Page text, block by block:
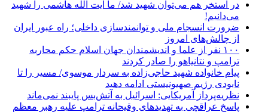
در استخر هم می‌توان شهید شد/ ما آیت الله هاشمی را شهید
می‌دانیم!
ضرورت انسجام ملی و توانمندسازی داخلی؛ راه عبور ایران
از چالش‌های امروز
۱۰۰ نفر از علما و اندیشمندان جهان اسلام حکم محاربه
ترامپ و نتانیاهو را صادر کردند
پیام خانواده شهید حاجی‌زاده به سردار موسوی/ مسیر را تا
نابودی رژیم صهیونیستی ادامه دهید
نظریه‌پرداز آمریکایی: اسرائیل به آتش‌بس پایبند نمی‌ماند
پاسخ عراقچی به تهدیدهای وقیحانه ترامپ علیه رهبر معظم